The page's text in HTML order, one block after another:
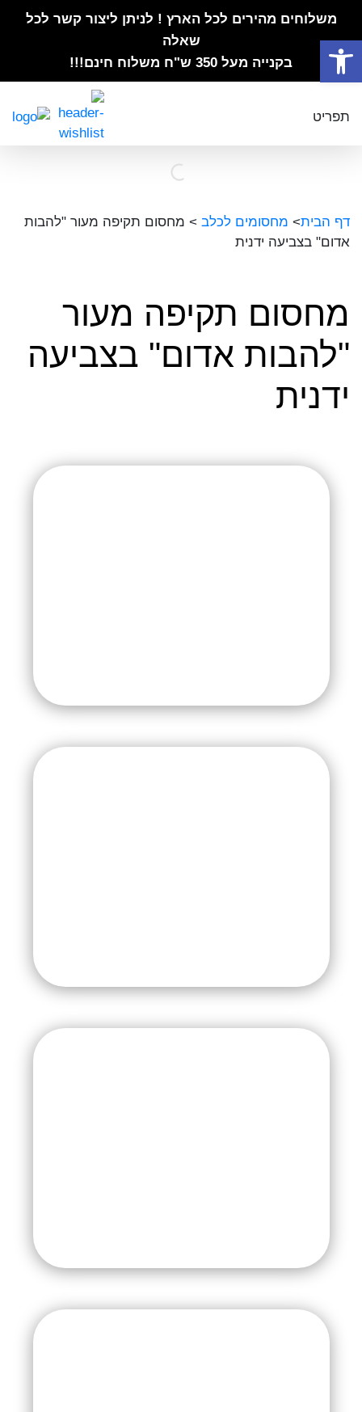
פתח סרגל נגישות
משלוחים מהירים לכל הארץ ! לניתן ליצור קשר לכל
שאלה
בקנייה מעל 350 ש"ח משלוח חינם!!!
תפריט
דף הבית> מחסומים לכלב > מחסום תקיפה מעור "להבות
אדום" בצביעה ידנית
מחסום תקיפה מעור
"להבות אדום" בצביעה
ידנית